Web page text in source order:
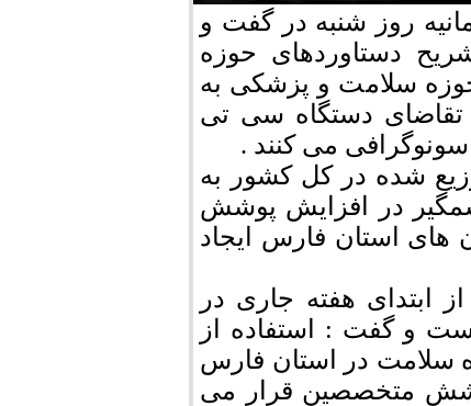
روز شنبه در گفت و
دستاوردهای حوزه
سلامت و پزشکی به
دستگاه سی تی
می کنند .
توزیع شده در کل کشور به
در افزایش پوشش
استان فارس ایجاد
پزشک متخصص از ابتدای هفته جاری در
و گفت : استفاده از
سلامت در استان فارس
متخصصین قرار می